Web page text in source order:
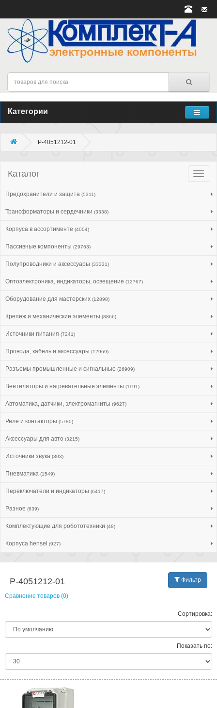
Категории
P-4051212-01
Каталог
Предохранители и защита (5311)
Трансформаторы и сердечники (3338)
Корпуса в ассортименте (4004)
Пассивные компоненты (29763)
Полупроводники и аксессуары (33331)
Оптоэлектроника, индикаторы, освещение (12767)
Оборудование для мастерских (12898)
Крепёж и механические элементы (8866)
Источники питания (7241)
Провода, кабель и аксессуары (12969)
Разъемы промышленные и сигнальные (26909)
Вентиляторы и нагревательные элементы (1191)
Автоматика, датчики, электромагниты (9627)
Реле и контакторы (5780)
Аксессуары для авто (3215)
Источники звука (303)
Пневматика (1549)
Переключатели и индикаторы (6417)
Разное (639)
Комплектующие для робототехники (48)
Корпуса hensel (927)
Фильтр
P-4051212-01
Сравнение товаров (0)
Сортировка:
Показать по: